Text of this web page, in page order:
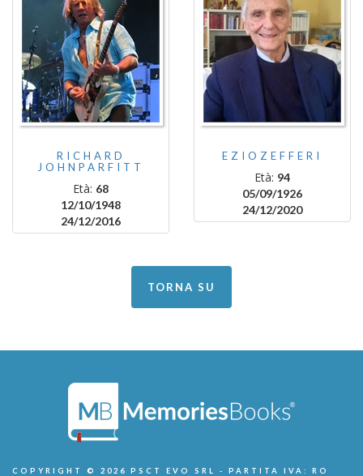
RICHARD
JOHNPARFITT
Età: 68
12/10/1948
24/12/2016
EZIOZEFFERI
Età: 94
05/09/1926
24/12/2020
TORNA SU
COPYRIGHT © 2026 PSCT EVO SRL - PARTITA IVA: RO